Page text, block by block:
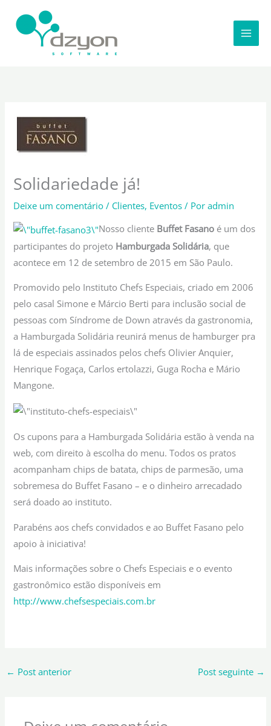
para
Solidariedade já!
Deixe um comentário / Clientes, Eventos / Poradmin
Nosso cliente Buffet Fasano é um dos
participantes do projeto Hamburgada Solidária, que
acontece em 12 de setembro de 2015 em São Paulo.
Promovido pelo Instituto Chefs Especiais, criado em 2006
pelo casal Simone e Márcio Berti para inclusão social de
pessoas com Síndrome de Down através da gastronomia,
a Hamburgada Solidária reunirá menus de hamburger pra
lá de especiais assinados pelos chefs Olivier Anquier,
Henrique Fogaça, Carlos ertolazzi, Guga Rocha e Mário
Mangone.
Os cupons para a Hamburgada Solidária estão à venda na
web, com direito à escolha do menu. Todos os pratos
acompanham chips de batata, chips de parmesão, uma
sobremesa do Buffet Fasano – e o dinheiro arrecadado
será doado ao instituto.
Parabéns aos chefs convidados e ao Buffet Fasano pelo
apoio à iniciativa!
Mais informações sobre o Chefs Especiais e o evento
gastronômico estão disponíveis em
http://www.chefsespeciais.com.br
← Post anterior Post seguinte →